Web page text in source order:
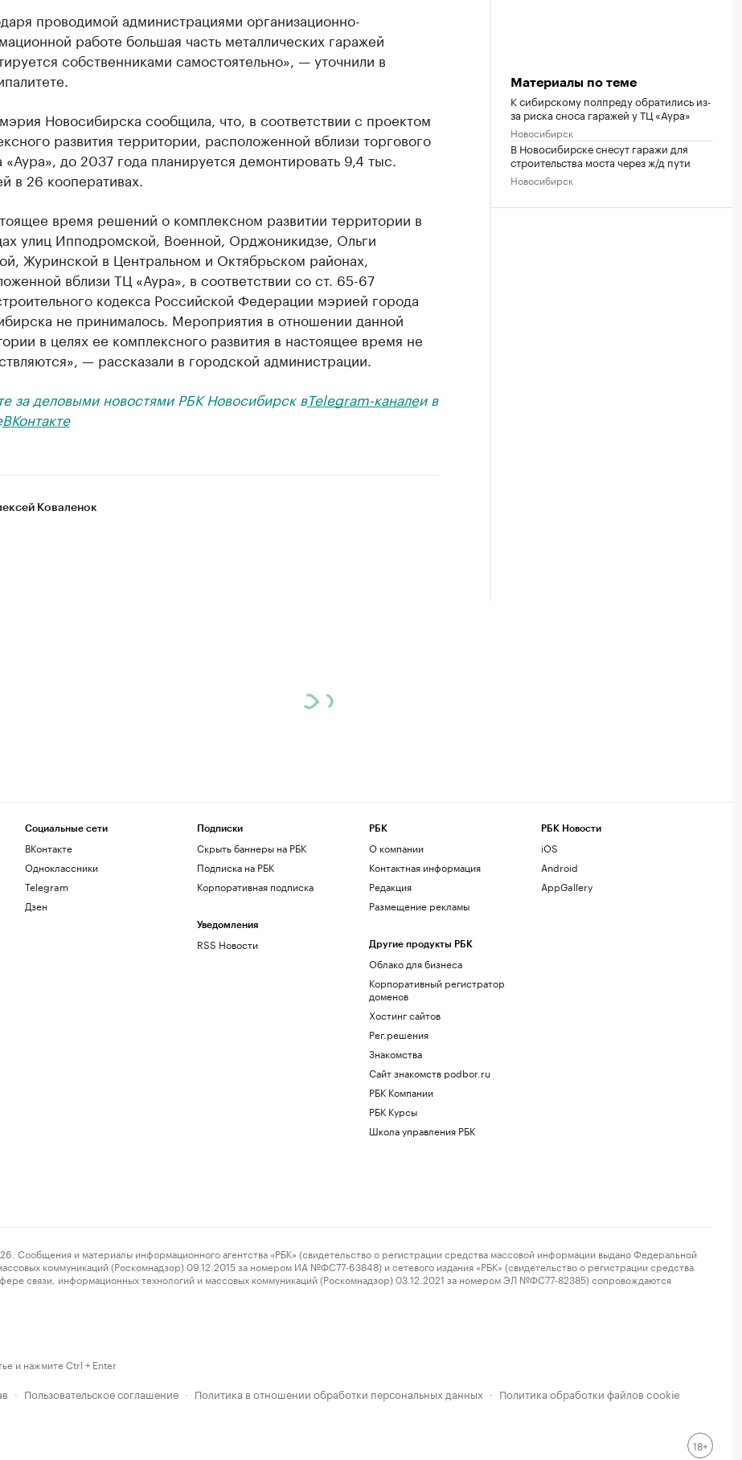
проводимой администрациями организационно-
работе большая часть металлических гаражей
собственниками самостоятельно», — уточнили в
Новосибирска сообщила, что, в соответствии с проектом
развития территории, расположенной вблизи торгового
«Аура», до 2037 года планируется демонтировать 9,4 тыс.
в 26 кооперативах.
время решений о комплексном развитии территории в
улиц Ипподромской, Военной, Орджоникидзе, Ольги
Журинской в Центральном и Октябрьском районах,
вблизи ТЦ «Аура», в соответствии со ст. 65-67
кодекса Российской Федерации мэрией города
не принималось. Мероприятия в отношении данной
в целях ее комплексного развития в настоящее время не
— рассказали в городской администрации.
за деловыми новостями РБК Новосибирск вTelegram-каналеи в
ВКонтакте
Коваленок
Материалы по теме
К сибирскому полпреду обратились из-
за риска сноса гаражей у ТЦ «Аура»
Новосибирск
В Новосибирске снесут гаражи для
строительства моста через ж/д пути
Новосибирск
Социальные сети
ВКонтакте
Одноклассники
Telegram
Дзен
Подписки
Скрыть баннеры на РБК
Подписка на РБК
Корпоративная подписка
Уведомления
RSS Новости
РБК
О компании
Контактная информация
Редакция
Размещение рекламы
Другие продукты РБК
Облако для бизнеса
Корпоративный регистратор
доменов
Хостинг сайтов
Рег.решения
Знакомства
Сайт знакомств podbor.ru
РБК Компании
РБК Курсы
Школа управления РБК
РБК Новости
iOS
Android
AppGallery
и материалы информационного агентства «РБК» (свидетельство о регистрации средства массовой информации выдано Федеральной
коммуникаций (Роскомнадзор) 09.12.2015 за номером ИА №ФС77-63848) и сетевого издания «РБК» (свидетельство о регистрации средства
связи, информационных технологий и массовых коммуникаций (Роскомнадзор) 03.12.2021 за номером ЭЛ №ФС77-82385) сопровождаются
и нажмите Ctrl + Enter
· Пользовательское соглашение · Политика в отношении обработки персональных данных · Политика обработки файлов cookie
18+